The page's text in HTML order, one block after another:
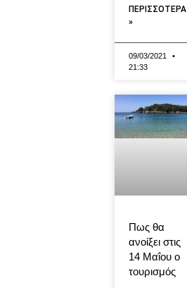
ΠΕΡΙΣΣΟΤΕΡΑ
»
09/03/2021
21:33
Πως θα
ανοίξει στις
14 Μαΐου ο
τουρισμός